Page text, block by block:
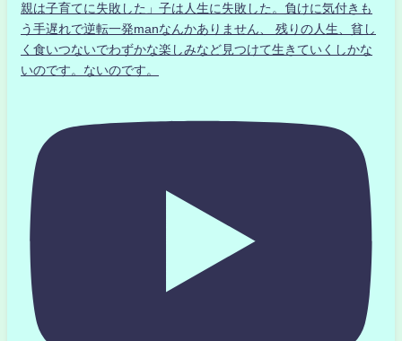
親は子育てに失敗した」子は人生に失敗した。負けに気付きも
う手遅れで逆転一発manなんかありません、 残りの人生、貧し
く食いつないでわずかな楽しみなど見つけて生きていくしかな
いのです。ないのです。